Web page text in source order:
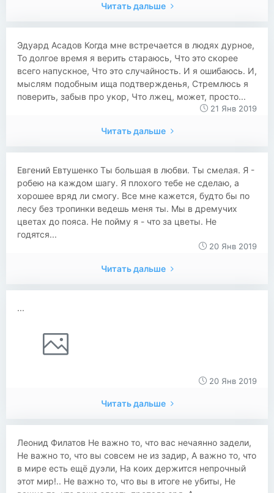
Читать дальше
Эдуард Асадов Когда мне встречается в людях дурное,
То долгое время я верить стараюсь, Что это скорее
всего напускное, Что это случайность. И я ошибаюсь. И,
мыслям подобным ища подтвержденья, Стремлюсь я
поверить, забыв про укор, Что лжец, может, просто...
21 Янв 2019
Читать дальше
Евгений Евтушенко Ты большая в любви. Ты смелая. Я -
робею на каждом шагу. Я плохого тебе не сделаю, а
хорошее вряд ли смогу. Все мне кажется, будто бы по
лесу без тропинки ведешь меня ты. Мы в дремучих
цветах до пояса. Не пойму я - что за цветы. Не
годятся...
20 Янв 2019
Читать дальше
...
20 Янв 2019
Читать дальше
Леонид Филатов Не важно то, что вас нечаянно задели,
Не важно то, что вы совсем не из задир, А важно то, что
в мире есть ещё дуэли, На коих держится непрочный
этот мир!.. Не важно то, что вы в итоге не убиты, Не